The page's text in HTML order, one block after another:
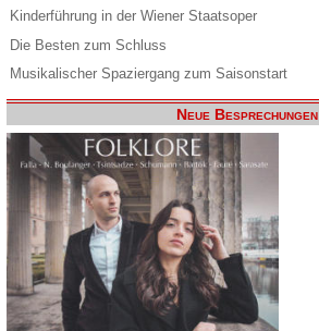
Kinderführung in der Wiener Staatsoper
Die Besten zum Schluss
Musikalischer Spaziergang zum Saisonstart
Neue Besprechungen